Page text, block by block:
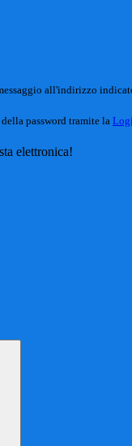
all'indirizzo
password tramite la
elettronica!